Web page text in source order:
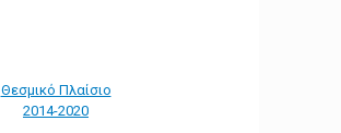
Θεσμικό Πλαίσιο
2014-2020